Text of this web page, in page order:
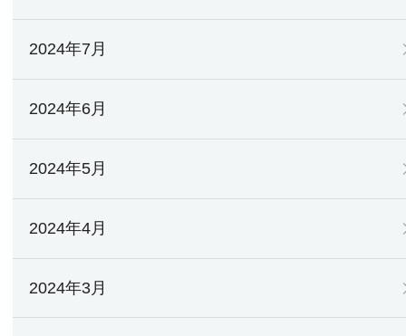
2024年7月
2024年6月
2024年5月
2024年4月
2024年3月